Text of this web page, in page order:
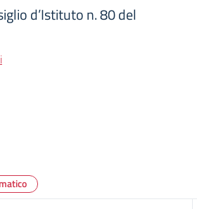
d’Istituto n. 80 del